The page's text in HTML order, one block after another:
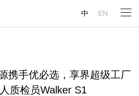
中 EN
携手优必选，享界超级工厂
质检员Walker S1